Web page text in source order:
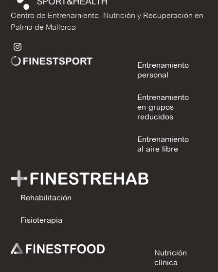
Centro de Entrenamiento, Nutrición y Recuperación en
Palma de Mallorca
Entrenamiento
personal
Entrenamiento
en grupos
reducidos
Entrenamiento
al aire libre
Rehabilitación
Fisioterapia
Nutrición
clínica